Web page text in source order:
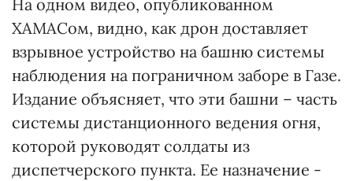
На одном видео, опубликованном
ХАМАСом, видно, как дрон доставляет
взрывное устройство на башню системы
наблюдения на пограничном заборе в Газе.
Издание объясняет, что эти башни – часть
системы дистанционного ведения огня,
которой руководят солдаты из
диспетчерского пункта. Ее назначение -